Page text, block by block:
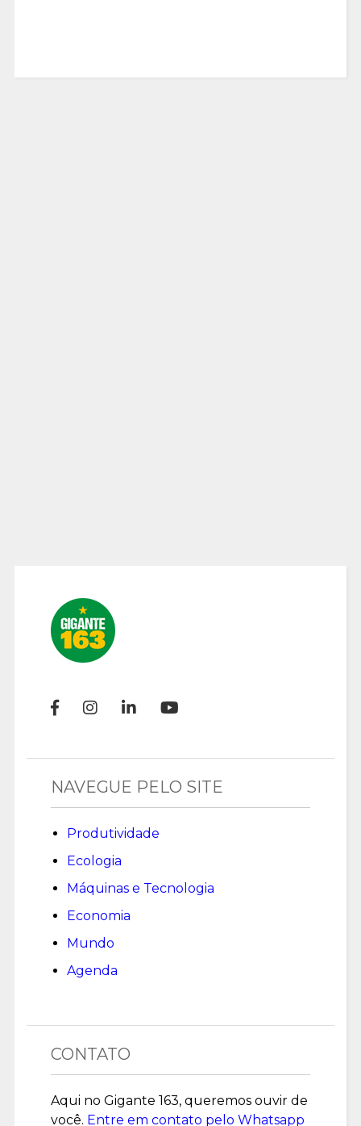
NAVEGUE PELO SITE
Produtividade
Ecologia
Máquinas e Tecnologia
Economia
Mundo
Agenda
CONTATO
Aqui no Gigante 163, queremos ouvir de
você. Entre em contato pelo Whatsapp